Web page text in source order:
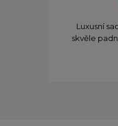
Luxusní
skvěle